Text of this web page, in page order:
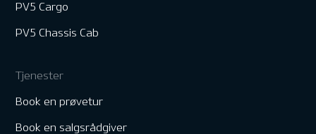
PV5 Cargo
PV5 Chassis Cab
Tjenester
Book en prøvetur
Book en salgsrådgiver